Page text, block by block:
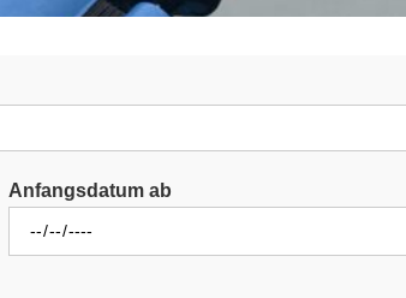
Anfangsdatum ab